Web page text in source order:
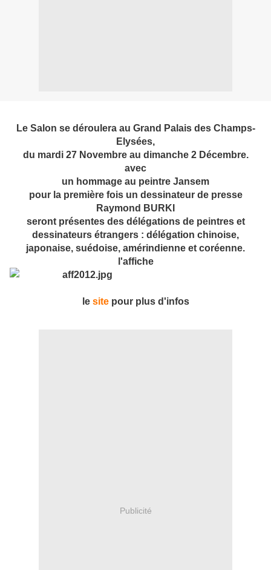
Le Salon se déroulera au Grand Palais des Champs-
Elysées,
du mardi 27 Novembre au dimanche 2 Décembre.
avec
un hommage au peintre Jansem
pour la première fois un dessinateur de presse
Raymond BURKI
seront présentes des délégations de peintres et
dessinateurs étrangers : délégation chinoise,
japonaise, suédoise, amérindienne et coréenne.
l'affiche
le sitepour plus d'infos
Publicité